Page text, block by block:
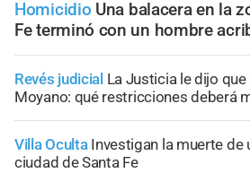
Homicidio Una balacera en la
Fe terminó con un hombre
Revés judicial La Justicia le dijo que
Moyano: qué restricciones deberá
Villa Oculta Investigan la muerte de
ciudad de Santa Fe